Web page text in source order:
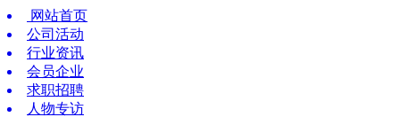
网站首页
公司活动
行业资讯
会员企业
求职招聘
人物专访